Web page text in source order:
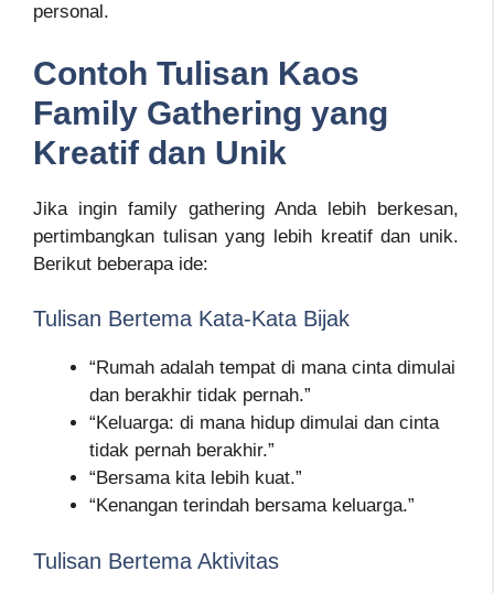
personal.
Contoh Tulisan Kaos
Family Gathering yang
Kreatif dan Unik
Jika ingin family gathering Anda lebih berkesan,
pertimbangkan tulisan yang lebih kreatif dan unik.
Berikut beberapa ide:
Tulisan Bertema Kata-Kata Bijak
“Rumah adalah tempat di mana cinta dimulai
dan berakhir tidak pernah.”
“Keluarga: di mana hidup dimulai dan cinta
tidak pernah berakhir.”
“Bersama kita lebih kuat.”
“Kenangan terindah bersama keluarga.”
Tulisan Bertema Aktivitas